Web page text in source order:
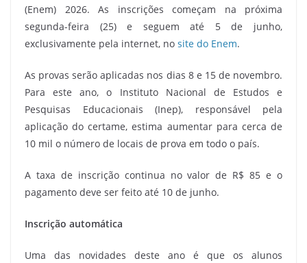
(Enem) 2026. As inscrições começam na próxima
segunda-feira (25) e seguem até 5 de junho,
exclusivamente pela internet, no site do Enem.
As provas serão aplicadas nos dias 8 e 15 de novembro.
Para este ano, o Instituto Nacional de Estudos e
Pesquisas Educacionais (Inep), responsável pela
aplicação do certame, estima aumentar para cerca de
10 mil o número de locais de prova em todo o país.
A taxa de inscrição continua no valor de R$ 85 e o
pagamento deve ser feito até 10 de junho.
Inscrição automática
Uma das novidades deste ano é que os alunos